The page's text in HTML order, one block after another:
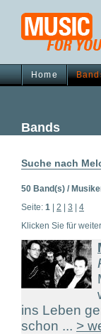
Home
Bands
Suche nach
50 Band(s) /
Seite: 1 2 3
4
Klicken Sie für
ins Leben
schon ... >